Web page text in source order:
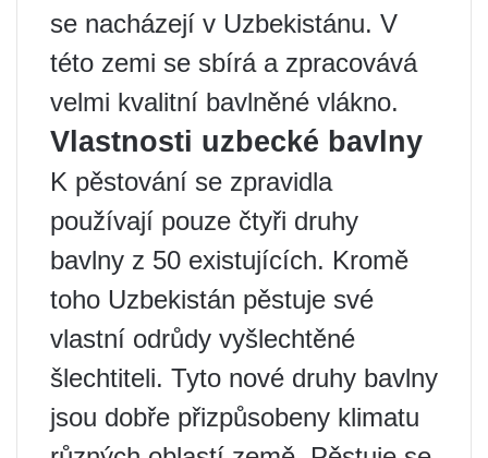
se nacházejí v Uzbekistánu. V
této zemi se sbírá a zpracovává
velmi kvalitní bavlněné vlákno.
Vlastnosti uzbecké bavlny
K pěstování se zpravidla
používají pouze čtyři druhy
bavlny z 50 existujících. Kromě
toho Uzbekistán pěstuje své
vlastní odrůdy vyšlechtěné
šlechtiteli. Tyto nové druhy bavlny
jsou dobře přizpůsobeny klimatu